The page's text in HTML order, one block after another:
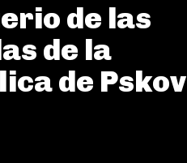
de las
de la
de Pskov